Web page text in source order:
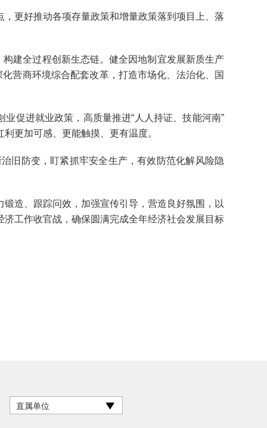
更好推动各项存量政策和增量政策落到项目上、落
建全过程创新生态链。健全因地制宜发展新质生产
营商环境综合配套改革，打造市场化、法治化、国
促进就业政策，高质量推进“人人持证、技能河南”
更加可感、更能触摸、更有温度。
防变，盯紧抓牢安全生产，有效防范化解风险隐
造、跟踪问效，加强宣传引导，营造良好氛围，以
工作收官战，确保圆满完成全年经济社会发展目标
直属单位